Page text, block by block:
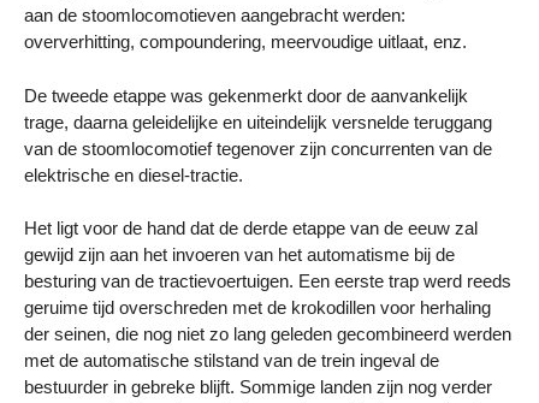
aan de stoomlocomotieven aangebracht werden:
oververhitting, compoundering, meervoudige uitlaat, enz.
De tweede etappe was gekenmerkt door de aanvankelijk
trage, daarna geleidelijke en uiteindelijk versnelde teruggang
van de stoomlocomotief tegenover zijn concurrenten van de
elektrische en diesel-tractie.
Het ligt voor de hand dat de derde etappe van de eeuw zal
gewijd zijn aan het invoeren van het automatisme bij de
besturing van de tractievoertuigen. Een eerste trap werd reeds
geruime tijd overschreden met de krokodillen voor herhaling
der seinen, die nog niet zo lang geleden gecombineerd werden
met de automatische stilstand van de trein ingeval de
bestuurder in gebreke blijft. Sommige landen zijn nog verder